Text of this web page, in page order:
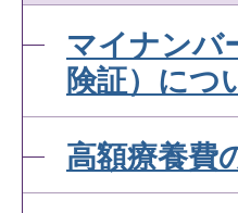
マイナンバ
険証）につ
高額療養費